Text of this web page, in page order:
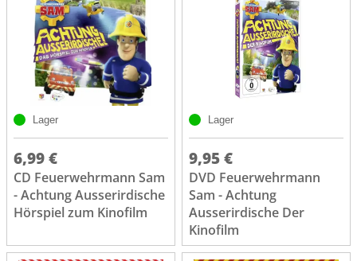
Lager
6,99 €
CD Feuerwehrmann Sam
- Achtung Ausserirdische
Hörspiel zum Kinofilm
Lager
9,95 €
DVD Feuerwehrmann
Sam - Achtung
Ausserirdische Der
Kinofilm